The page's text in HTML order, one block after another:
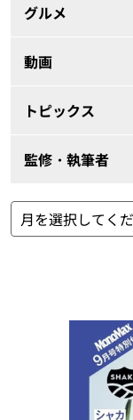
グルメ
動画
トピックス
監修・執筆者